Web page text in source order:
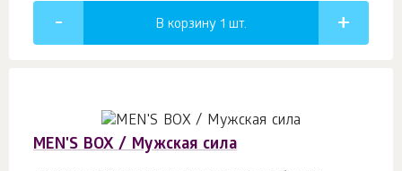
В корзину 1 шт.
MEN'S BOX / Мужская сила